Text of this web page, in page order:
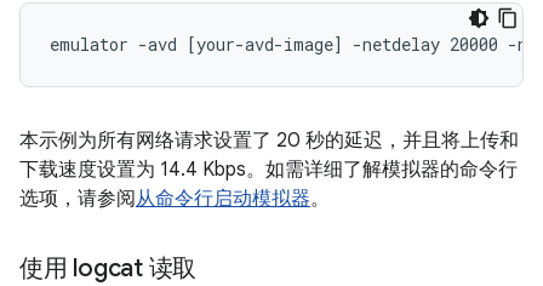
本示例为所有网络请求设置了 20 秒的延迟，并且将上传和
下载速度设置为 14.4 Kbps。如需详细了解模拟器的命令行
选项，请参阅从命令行启动模拟器。
使用 logcat 读取